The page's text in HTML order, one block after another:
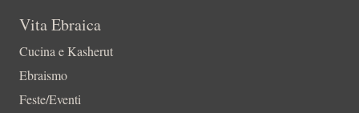
Vita Ebraica
Cucina e Kasherut
Ebraismo
Feste/Eventi